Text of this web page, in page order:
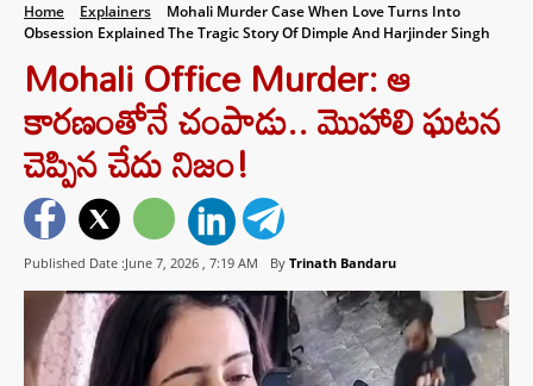
Home Explainers
Mohali Murder Case When Love Turns Into
Obsession Explained The Tragic Story Of Dimple And Harjinder Singh
Mohali Office Murder: ఆ
కారణంతోనే చంపాడు.. మొహాలి ఘటన
చెప్పిన చేదు నిజం!
Published Date :June 7, 2026 , 7:19 AM By Trinath Bandaru